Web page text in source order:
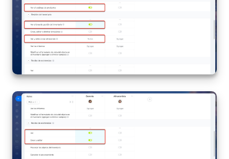
Preguntas generales
Actualización de los artículos (archivo)
EMPEZAR GRATIS
INICIAR SESIÓN